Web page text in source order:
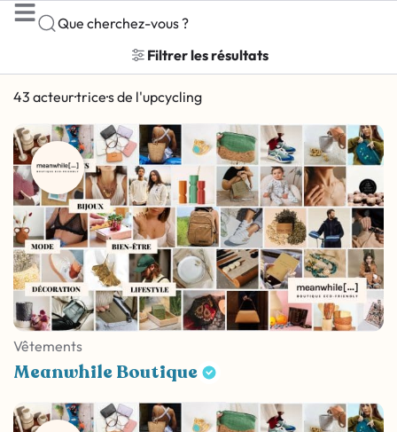
Que cherchez-vous ?
Filtrer les résultats
43 acteur·trice·s de l'upcycling
Vêtements
Meanwhile Boutique